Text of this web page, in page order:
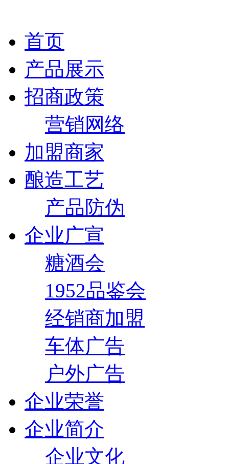
首页
产品展示
招商政策
营销网络
加盟商家
酿造工艺
产品防伪
企业广宣
糖酒会
1952品鉴会
经销商加盟
车体广告
户外广告
企业荣誉
企业简介
企业文化